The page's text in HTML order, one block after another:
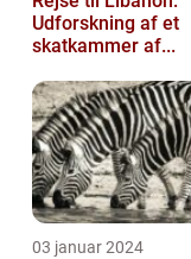
Udforskning af et
skatkammer af...
03 januar 2024